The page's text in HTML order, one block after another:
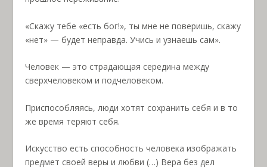
«Скажу тебе «есть бог!», ты мне не поверишь, скажу
«нет» — будет неправда. Учись и узнаешь сам».
Человек — это страдающая середина между
сверхчеловеком и подчеловеком.
Приспособляясь, люди хотят сохранить себя и в то
же время теряют себя.
Искусство есть способность человека изображать
предмет своей веры и любви (…) Вера без дел